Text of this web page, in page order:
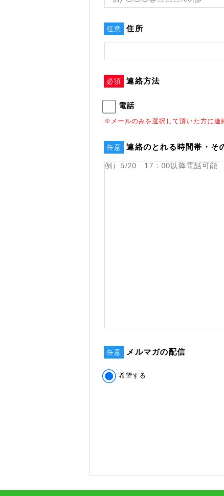
任意 住所
必須 連絡方法
電話
※メールのみを選択して頂いた方に連
任意 連絡のとれる時間帯・そ
任意 メルマガの配信
希望する